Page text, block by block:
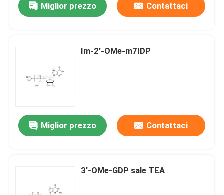
Miglior prezzo Contattaci
Im-2'-OMe-m7IDP
Miglior prezzo Contattaci
3'-OMe-GDP sale TEA